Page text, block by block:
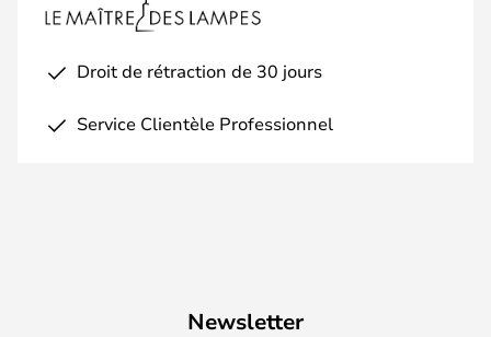
Droit de rétraction de 30 jours
Service Clientèle Professionnel
Newsletter